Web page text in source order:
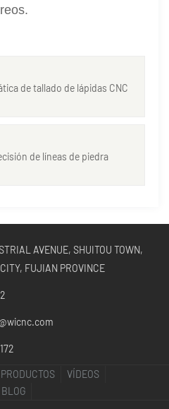
de tallado de lápidas CNC
de líneas de piedra
AVENUE, SHUITOU TOWN,
FUJIAN PROVINCE
PRODUCTOS
VÍDEOS
BLOG